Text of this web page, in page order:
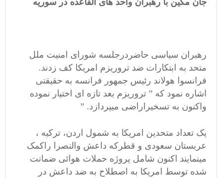
جان مکین با رهبران واحد های القاعده در سوریه
رهبران سیاسی حاضردرجلسه شورای امنیت ملل
متحد به ابتکارات ضد تروریزم امریکا کف زدند.
فرانسوا هولاند رئیس جمهور فرانسه به حقیقتی
اشاره نمود که ” تروریزم بعد تازه ای اختیار نموده
واکنون به تسخیراراضی میپردازد. ”
یک تعداد متحدین امریکا به شمول اردن، ترکیه ،
عربستان سعودی و قطرکه داعش والنصرا راکمک
مینمایند اکنون شامل پروژه حملات هوائی ضمانت
شده توسط امریکا به اصطلاح به ضد داعش در